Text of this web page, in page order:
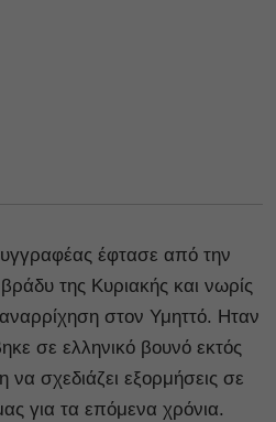
έφτασε από την
της Κυριακής και νωρίς
στον Υμηττό. Ηταν
σε ελληνικό βουνό εκτός
να σχεδιάζει εξορμήσεις σε
για τα επόμενα χρόνια.